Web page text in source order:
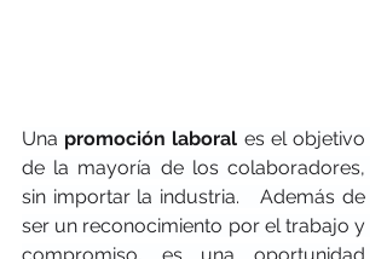
Una promoción laboral es el objetivo
de la mayoría de los colaboradores,
sin importar la industria.   Además de
ser un reconocimiento por el trabajo y
compromiso, es una oportunidad